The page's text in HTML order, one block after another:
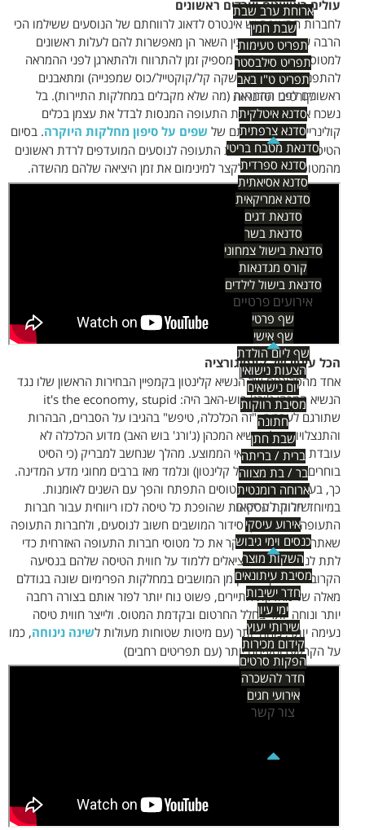
ארוחת ערב שבת
שבת חמין
תפריט טעימות
תפריט סילבסטר
תפריט ט"ו באב
קורסים וסדנאות
סדנא איטלקית
סדנא צרפתית
סדנאת מטבח בריטי
סדנא ספרדית
סדנא אסיאתית
סדנא אמריקאית
סדנאת דגים
סדנאת בשר
סדנאת בישול צמחוני
קורס מגדנאות
סדנאת בישול לילדים
אירועים פרטיים
שף פרטי
שף אישי
שף ליום הולדת
הצעות נישואין
יום נישואים
מסיבת רווקות
חתונה
שבת חתן
ברית / בריתה
בר / בת מצווה
ארוחה רומנטית
שירות לעסקים
אירוע עיסקי
כנסים וימי גיבוש
השקות מוצר
מסיבת עיתונאים
חדר ישיבות
ימי עיון
שירותי יעוץ
קידום מכירות
הפקות סרטים
חדר להשכרה
אירועי חגים
צור קשר
עולים ראשונים ויורדים ראשונים
לחברות התעופה יש אינטרס לדאוג לרווחתם של הנוסעים ששילמו הכי
הרבה עבור כרטיסם. בין השאר הן מאפשרות להם לעלות ראשונים
למטוס כדי שיהיה להם מספיק זמן להתרווח ולהתארגן לפני ההמראה
להתפנק באפריטיף (משקה קל/קוקטייל/כוס שמפנייה) ומתאבנים
ראשונים לפני ההמראה (מה שלא מקבלים במחלקות התיירות). בל
נשכח את חלק מחברות התעופה המנסות לבדל את עצמן בכלים
קולינריים ע"י הימצאותם של שפים על סיפון מחלקות היוקרה. בסיום
הטיסה מאפשרות חברות התעופה לנוסעים המועדפים לרדת ראשונים
מהמטוס כדי לפשט ולקצר למינימום את זמן היציאה שלהם מהשדה.
הכל עיניין של קונפיגורציה
אחד מהסלוגנים של הנשיא קלינטון בקמפיין הבחירות הראשון שלו נגד
הנשיא המכהן ג'ורג' בוש-האב היה: it's the economy, stupid
שתורגם לעברית: "זה הכלכלה, טיפש" בהגיבו על הסברים, הבהרות
והתנצלויות של הנשיא המכהן (ג'ורג' בוש האב) מדוע הכלכלה לא
עובדת עבור האמריקאי הממוצע. מהלך שנחשב למבריק (כי הסיט
בוחרים רבים לכיוונו של קלינטון) ונלמד מאז ברבים מחוגי מדע המדינה.
כך, בעיצוב פנים של מטוסים התפתח והפך עם השנים לאומנות.
במיוחד חלוקת הכיסאות שהופכת כל טיסה לכזו ריווחית עבור חברות
התעופה. עד כדי כך סידור המושבים חשוב לנוסעים, ולחברות התעופה
שאתרסיט-מאפ שמסקר את כל מטוסי חברות התעופה האזרחית כדי
לתת לנוסעים הפוטנציאלים ללמוד על חווית הטיסה שלהם בנסיעה
הקרובה. ומכיוון שחלק מן המושבים במחלקות הפרימיום שונה בגודלם
מאלה של מחלקת התיירים, פשוט נוח יותר לפזר אותם בצורה רחבה
יותר ונוחה יותר בחלל החרטום ובקדמת המטוס. ולייצר חווית טיסה
נעימה יותר, נוחה יותר (עם מיטות שטוחות מעולות לשינה נינוחה, כמו
על הקרקע) וטעימה יותר (עם תפריטים רחבים)